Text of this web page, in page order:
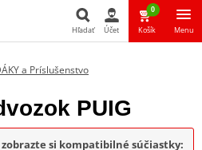
Hľadať Účet
0
Košík Menu
a Príslušenstvo
PUIG
si kompatibilné súčiastky: